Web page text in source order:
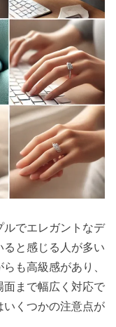
ルでエレガントなデ
と感じる人が多い
も高級感があり、
面まで幅広く対応で
いくつかの注意点が